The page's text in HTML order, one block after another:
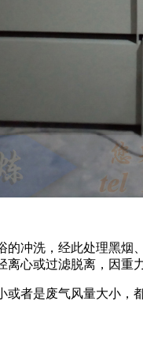
冲洗，经此处理黑
心或过滤脱离，因重
者是废气风量大小